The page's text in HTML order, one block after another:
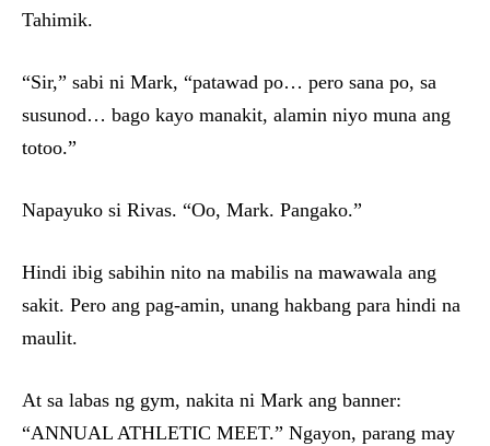
Tahimik.
“Sir,” sabi ni Mark, “patawad po… pero sana po, sa
susunod… bago kayo manakit, alamin niyo muna ang
totoo.”
Napayuko si Rivas. “Oo, Mark. Pangako.”
Hindi ibig sabihin nito na mabilis na mawawala ang
sakit. Pero ang pag-amin, unang hakbang para hindi na
maulit.
At sa labas ng gym, nakita ni Mark ang banner:
“ANNUAL ATHLETIC MEET.” Ngayon, parang may